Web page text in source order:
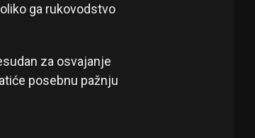
ga rukovodstvo
za osvajanje
posebnu pažnju